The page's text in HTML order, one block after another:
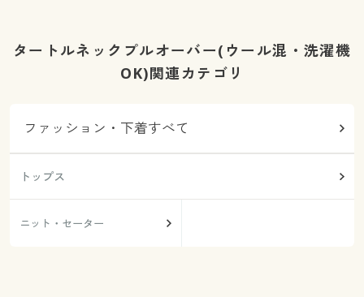
タートルネックプルオーバー(ウール混・洗濯機
OK)関連カテゴリ
ファッション・下着すべて
トップス
ニット・セーター